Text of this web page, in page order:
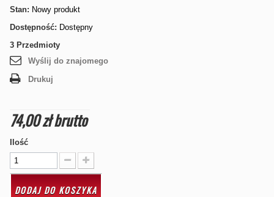
Stan: Nowy produkt
Dostępność: Dostępny
3 Przedmioty
Wyślij do znajomego
Drukuj
74,00 złbrutto
Ilość
DODAJ DO KOSZYKA